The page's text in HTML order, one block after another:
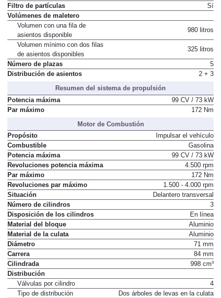
Filtro de partículas
Sí
Volúmenes de maletero
Volumen con una fila de
asientos disponible
980 litros
Volumen mínimo con dos filas
de asientos disponibles
325 litros
Número de plazas
5
Distribución de asientos
2 + 3
Resumen del sistema de propulsión
Potencia máxima
99 CV / 73 kW
Par máximo
172 Nm
Motor de Combustión
Propósito
Impulsar el vehículo
Combustible
Gasolina
Potencia máxima
99 CV / 73 kW
Revoluciones potencia máxima
4.500 rpm
Par máximo
172 Nm
Revoluciones par máximo
1.500 - 4.000 rpm
Situación
Delantero transversal
Número de cilindros
3
Disposición de los cilindros
En línea
Material del bloque
Aluminio
Material de la culata
Aluminio
Diámetro
71 mm
Carrera
84 mm
Cilindrada
998 cm³
Distribución
Válvulas por cilindro
4
Tipo de distribución
Dos árboles de levas en la culata